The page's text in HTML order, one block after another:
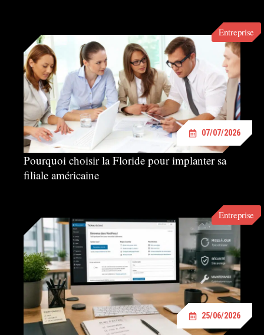
Entreprise
07/07/2026
Pourquoi choisir la Floride pour implanter sa
filiale américaine
Entreprise
25/06/2026